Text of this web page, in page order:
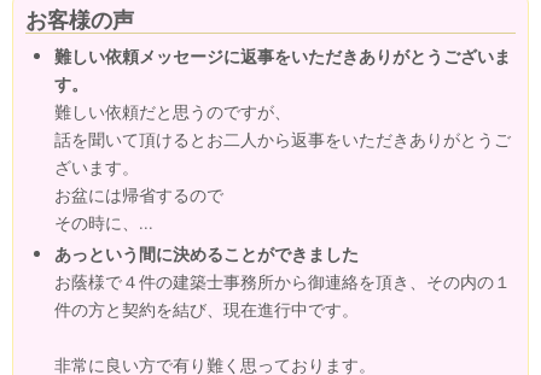
お客様の声
難しい依頼メッセージに返事をいただきありがとうございま
す。
難しい依頼だと思うのですが、
話を聞いて頂けるとお二人から返事をいただきありがとうご
ざいます。
お盆には帰省するので
その時に、...
あっという間に決めることができました
お蔭様で４件の建築士事務所から御連絡を頂き、その内の１
件の方と契約を結び、現在進行中です。
非常に良い方で有り難く思っております。